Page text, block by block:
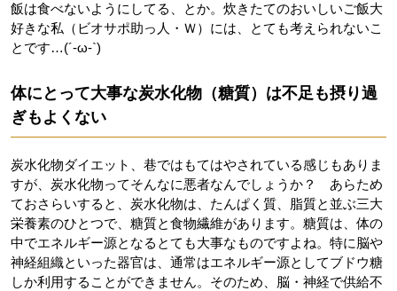
飯は食べないようにしてる、とか。炊きたてのおいしいご飯大
好きな私（ビオサポ助っ人・Ｗ）には、とても考えられないこ
とです…(´-ω-`)
体にとって大事な炭水化物（糖質）は不足も摂り過
ぎもよくない
炭水化物ダイエット、巷ではもてはやされている感じもありま
すが、炭水化物ってそんなに悪者なんでしょうか？ あらため
ておさらいすると、炭水化物は、たんぱく質、脂質と並ぶ三大
栄養素のひとつで、糖質と食物繊維があります。糖質は、体の
中でエネルギー源となるとても大事なものですよね。特に脳や
神経組織といった器官は、通常はエネルギー源としてブドウ糖
しか利用することができません。そのため、脳・神経で供給不